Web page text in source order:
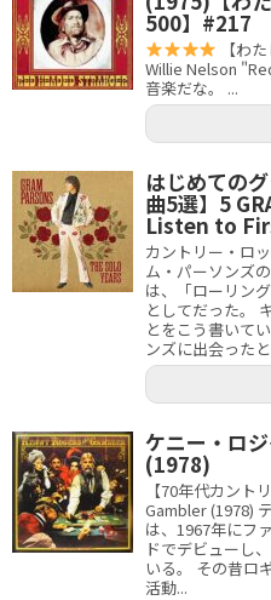
500】#217
【わ
Willie Nelson
音楽だな。 ...
はじめての
曲5選】5
Listen to
カントリー・ロ
ム・パーソンズ
は、「ローリン
としてだった。
とをこう書いて
ンズに出会った
ケニー・ロ
(1978)
【70年代カント
Gambler (1978)
は、1967年にフ
ドでデビューし
いる。 その昔ロ
活動...